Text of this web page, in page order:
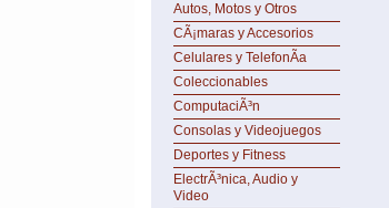
Autos, Motos y Otros
CÃ¡maras y Accesorios
Celulares y TelefonÃ­a
Coleccionables
ComputaciÃ³n
Consolas y Videojuegos
Deportes y Fitness
ElectrÃ³nica, Audio y
Video